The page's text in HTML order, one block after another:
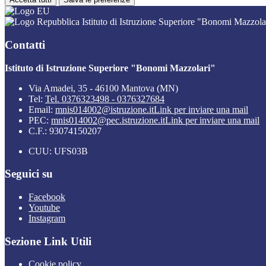
Istituto di Istruzione Superiore "Bonomi
Contatti
Istituto di Istruzione Superiore "Bonomi Mazzolari"
Via Amadei, 35 - 46100 Mantova (MN)
Tel: Tel. 0376323498 - 0376327684
Email: mnis014002@istruzione.itLink per inviare una mail
PEC: mnis014002@pec.istruzione.itLink per inviare una mail
C.F.: 93074150207
CUU: UFS03B
Seguici su
Facebook
Youtube
Instagram
Sezione Link Utili